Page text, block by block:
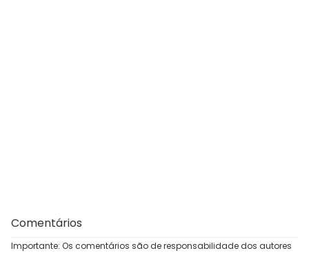
Comentários
Importante: Os comentários são de responsabilidade dos autores